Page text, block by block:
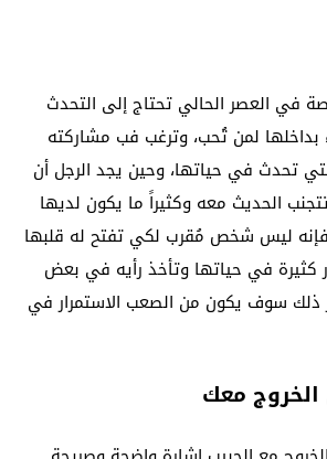
في العصر الحالي تحتاج إلى التحدث
لمن تُحب، وترغب فب مشاركته
تحدث في حياتها، وحين يجد الرجل أن
الحديث معه وكثيراً ما يكون لديها
فإنه ليس شخص مُقرب لكي تفتح له قلبها
في حياتها وتأخذ رأيه في بعض
ذلك سوف يكون من الصعب الاستمرار في
معك